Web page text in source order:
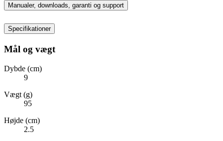
Manualer, downloads, garanti og support
Specifikationer
Mål og vægt
Dybde (cm)
9
Vægt (g)
95
Højde (cm)
2.5